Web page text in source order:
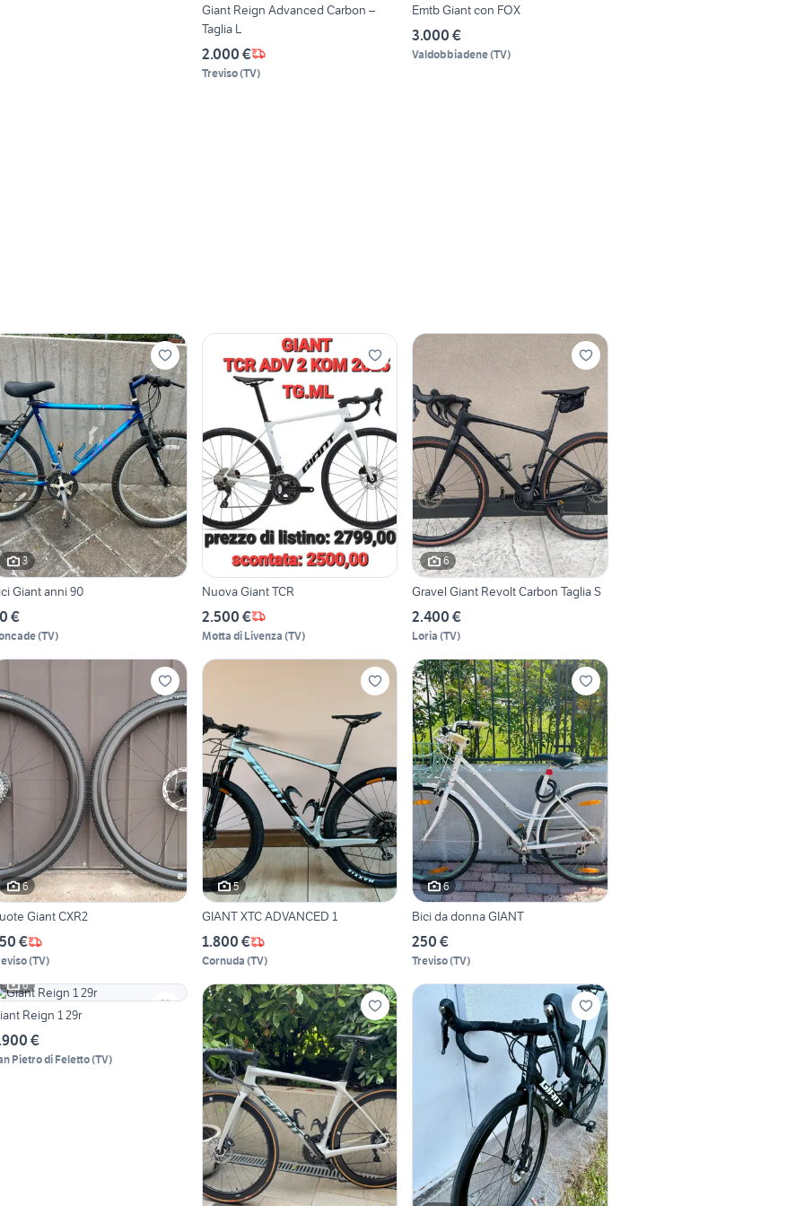
Giant Reign Advanced Carbon –
Taglia L
2.000 €
Treviso(TV)
Emtb Giant con FOX
3.000 €
Valdobbiadene(TV)
3
bici Giant anni 90
€
(TV)
Nuova Giant TCR
2.500 €
Motta di Livenza (TV)
6
Gravel Giant Revolt Carbon Taglia S
2.400 €
Loria (TV)
6
Giant CXR2
€
(TV)
5
GIANT XTC ADVANCED 1
1.800 €
Cornuda (TV)
6
Bici da donna GIANT
250 €
Treviso(TV)
6
Reign 1 29r
€
Pietro di Feletto(TV)